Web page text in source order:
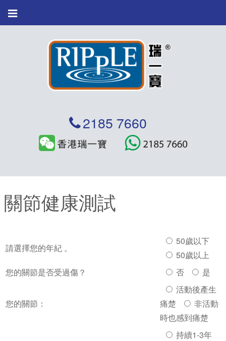
2185 7660
關節健康測試
請選擇您的年紀 。
50歲以下
50歲以上
您的關節是否受過傷？
否 是
您的關節：
活動後產生
痛楚
非活動
時也感到痛楚
持續1-3年